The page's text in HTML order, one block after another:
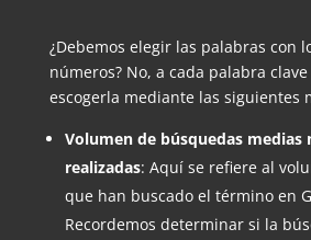
¿Debemos elegir las palabras con
números? No, a cada palabra
escogerla mediante las siguientes
Volumen de búsquedas medias
realizadas: Aquí se refiere al
que han buscado el término en
Recordemos determinar si la